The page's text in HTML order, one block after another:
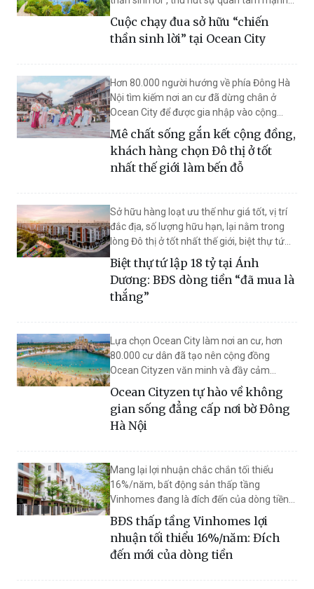
mẽ từ các nhà đầu tư. Khi quỹ căn đang
dần khan hiếm, cuộc chạy đua nước rút
càng trở nên gay cấn, khiến thị trường
Cuộc chạy đua sở hữu “chiến
thần sinh lời” tại Ocean City
Hơn 80.000 người hướng về phía Đông Hà
Nội tìm kiếm nơi an cư đã dừng chân ở
Ocean City để được gia nhập vào cộng
đồng cư dân văn minh, đẳng cấp tại đây.
Thời gian tới, dòng chuyển cư lịch sử này
sẽ được thúc đẩy sôi động hơn khi thêm
nhiều tiện ích sống hoàn thiện và hạ tầng
Mê chất sống gắn kết cộng đồng,
khách hàng chọn Đô thị ở tốt
nhất thế giới làm bến đỗ
Sở hữu hàng loạt ưu thế như giá tốt, vị trí
đắc địa, số lượng hữu hạn, lại nằm trong
lòng Đô thị ở tốt nhất thế giới, biệt thự tứ
lập phân khúc 18 tỷ tại Ocean City đang là
lựa chọn hàng đầu cho nhà đầu tư BĐS
dòng tiền.
Biệt thự tứ lập 18 tỷ tại Ánh
Dương: BĐS dòng tiền “đã mua là
thắng”
Lựa chọn Ocean City làm nơi an cư, hơn
80.000 cư dân đã tạo nên cộng đồng
Ocean Cityzen văn minh và đầy cảm
hứng, có cuộc sống mới với ngàn vạn trải
nghiệm thú vị mỗi ngày, được tạo ra bởi
quần thể tiện ích đồ sộ, đa dạng và khác
biệt bậc nhất ngay phía Đông Hà Nội.
Ocean Cityzen tự hào về không
gian sống đẳng cấp nơi bờ Đông
Hà Nội
Mang lại lợi nhuận chắc chắn tối thiểu
16%/năm, bất động sản thấp tầng
Vinhomes đang là đích đến của dòng tiền
giai đoạn cuối năm, nhất là khi kênh tiết
kiệm đã “mất thiêng”, giá vàng đang rời
đỉnh.
BĐS thấp tầng Vinhomes lợi
nhuận tối thiểu 16%/năm: Đích
đến mới của dòng tiền